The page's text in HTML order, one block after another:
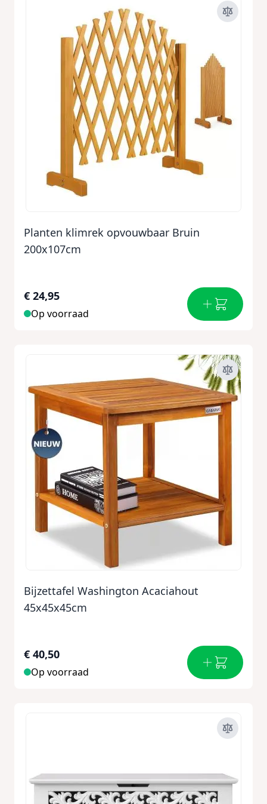
Planten klimrek opvouwbaar Bruin
200x107cm
€ 24,95
Op voorraad
Bijzettafel Washington Acaciahout
45x45x45cm
€ 40,50
Op voorraad